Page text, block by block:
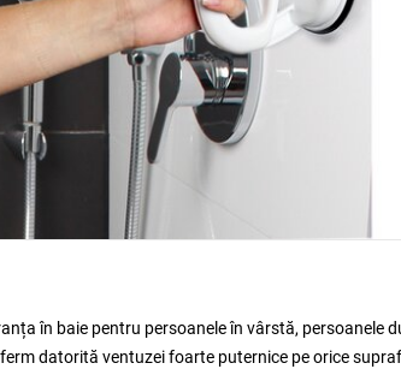
în baie pentru persoanele în vârstă, persoanele
datorită ventuzei foarte puternice pe orice